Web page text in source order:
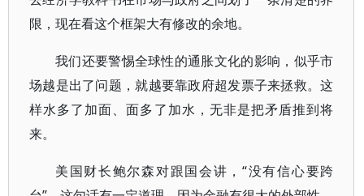
限，现在看这个框架大有修改的余地。
我们还要警惕全球性的通胀文化的影响，似乎市
场越是出了问题，就越要靠政府超发票子来拯救。这
样水多了加面、面多了加水，无非是把矛盾推到将
来。
美国财长鲍尔森对跟国会讲，“没有信心要跨